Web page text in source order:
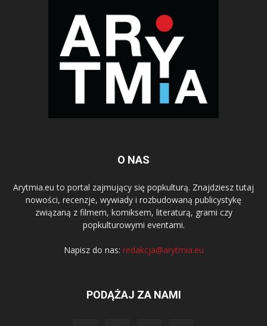
O NAS
Arytmia.eu to portal zajmujący się popkulturą. Znajdziesz tutaj
nowości, recenzje, wywiady i rozbudowaną publicystykę
związaną z filmem, komiksem, literaturą, grami czy
popkulturowymi eventami.
Napisz do nas: redakcja@arytmia.eu
PODĄŻAJ ZA NAMI